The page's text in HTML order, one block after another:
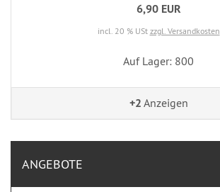
6,90 EUR
incl. 20 % USt zzgl. Versandkosten
Auf Lager: 800
+2 Anzeigen
ANGEBOTE